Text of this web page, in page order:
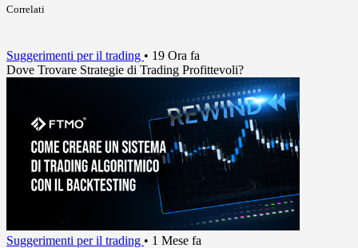
Correlati
Suggerimenti per il trading • 19 Ora fa
Dove Trovare Strategie di Trading Profittevoli?
Suggerimenti per il trading • 1 Mese fa